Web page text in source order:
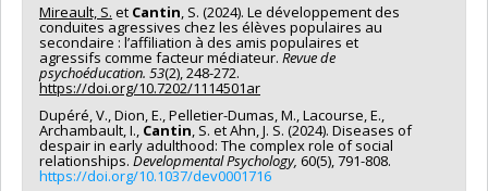
Mireault, S. et Cantin, S. (2024). Le développement des
conduites agressives chez les élèves populaires au
secondaire : l’affiliation à des amis populaires et
agressifs comme facteur médiateur. Revue de
psychoéducation. 53(2), 248-272.
https://doi.org/10.7202/1114501ar
Dupéré, V., Dion, E., Pelletier-Dumas, M., Lacourse, E.,
Archambault, I., Cantin, S. et Ahn, J. S. (2024). Diseases of
despair in early adulthood: The complex role of social
relationships. Developmental Psychology, 60(5), 791-808.
https://doi.org/10.1037/dev0001716